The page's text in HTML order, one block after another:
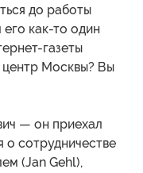
до работы
как-то один
газеты
центр Москвы? Вы
— он приехал
о сотрудничестве
(Jan Gehl),